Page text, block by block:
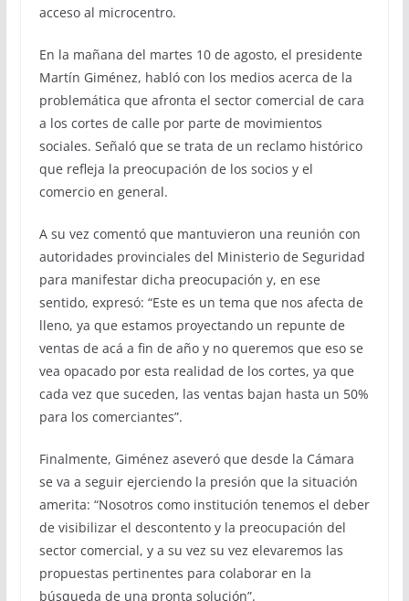
acceso al microcentro.
En la mañana del martes 10 de agosto, el presidente
Martín Giménez, habló con los medios acerca de la
problemática que afronta el sector comercial de cara
a los cortes de calle por parte de movimientos
sociales. Señaló que se trata de un reclamo histórico
que refleja la preocupación de los socios y el
comercio en general.
A su vez comentó que mantuvieron una reunión con
autoridades provinciales del Ministerio de Seguridad
para manifestar dicha preocupación y, en ese
sentido, expresó: “Este es un tema que nos afecta de
lleno, ya que estamos proyectando un repunte de
ventas de acá a fin de año y no queremos que eso se
vea opacado por esta realidad de los cortes, ya que
cada vez que suceden, las ventas bajan hasta un 50%
para los comerciantes”.
Finalmente, Giménez aseveró que desde la Cámara
se va a seguir ejerciendo la presión que la situación
amerita: “Nosotros como institución tenemos el deber
de visibilizar el descontento y la preocupación del
sector comercial, y a su vez su vez elevaremos las
propuestas pertinentes para colaborar en la
búsqueda de una pronta solución”.